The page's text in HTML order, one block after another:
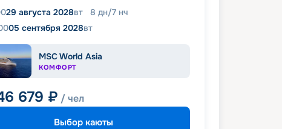
29 августа 2028вт 8 дн/7 нч
05 сентября 2028вт
MSC World Asia
КОМФОРТ
679 ₽ / чел
Выбор каюты